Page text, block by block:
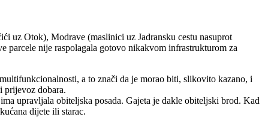
uz Otok), Modrave (maslinici uz Jadransku cestu nasuprot
nije raspolagala gotovo nikakvom infrastrukturom za
a to znači da je morao biti, slikovito kazano, i
prijevoz dobara.
upravljala obiteljska posada. Gajeta je dakle obiteljski brod. Kad
dijete ili starac.